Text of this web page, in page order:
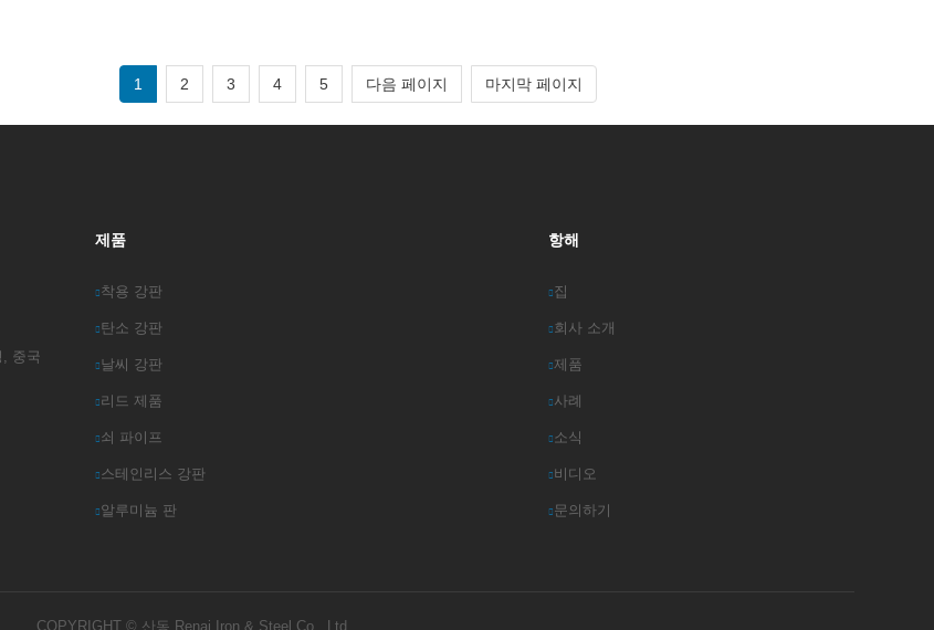
1
2 3 4 5 다음 페이지 마지막 페이지
중국
제품
착용 강판
탄소 강판
날씨 강판
리드 제품
쇠 파이프
스테인리스 강판
알루미늄 판
항해
집
회사 소개
제품
사례
소식
비디오
문의하기
COPYRIGHT © 산동 Renai Iron & Steel Co., Ltd